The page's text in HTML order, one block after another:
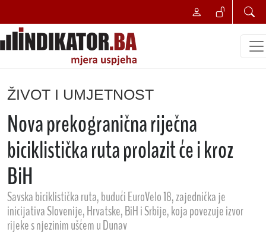
ŽIVOT I UMJETNOST
Nova prekogranična riječna
biciklistička ruta prolazit će i kroz
BiH
Savska biciklistička ruta, budući EuroVelo 18, zajednička je
inicijativa Slovenije, Hrvatske, BiH i Srbije, koja povezuje izvor
rijeke s njezinim ušćem u Dunav